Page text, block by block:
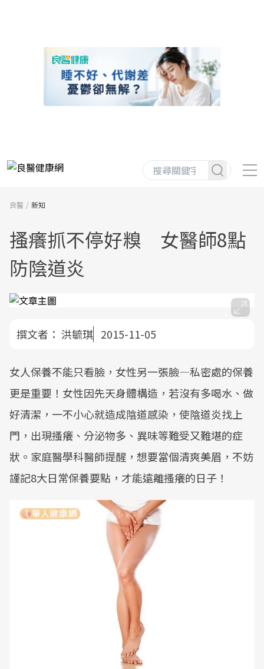
良醫 新知
搔癢抓不停好糗 女醫師8點
防陰道炎
撰文者： 洪毓琪 2015-11-05
女人保養不能只看臉，女性另一張臉—私密處的保養
更是重要！女性因先天身體構造，若沒有多喝水、做
好清潔，一不小心就造成陰道感染，使陰道炎找上
門，出現搔癢、分泌物多、異味等難受又難堪的症
狀。家庭醫學科醫師提醒，想要當個清爽美眉，不妨
謹記8大日常保養要點，才能遠離搔癢的日子！